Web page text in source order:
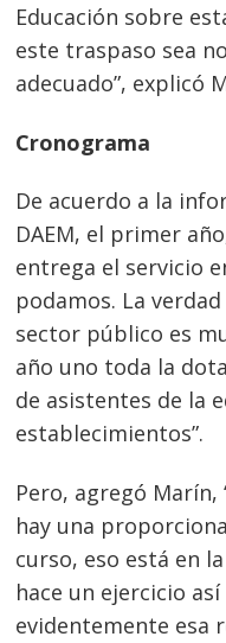
Educación sobre
este traspaso sea
adecuado”, explicó
Cronograma
De acuerdo a la
DAEM, el primer
entrega el servicio
podamos. La
sector público es
año uno toda la
de asistentes de la
establecimientos”.
Pero, agregó Marín,
hay una
curso, eso está en
hace un ejercicio
evidentemente esa